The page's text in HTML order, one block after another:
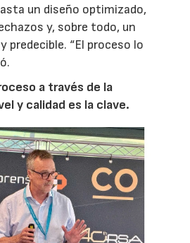
un diseño optimizado,
y, sobre todo, un
predecible. “El proceso lo
a través de la
y calidad es la clave.